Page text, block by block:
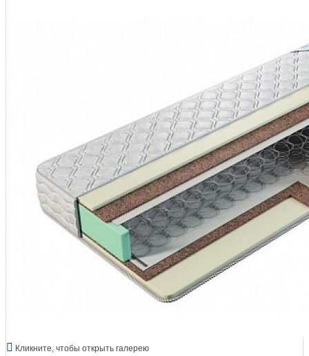
Кликните, чтобы открыть галерею